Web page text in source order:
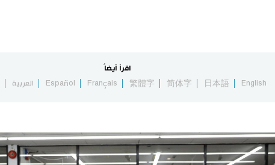
اقرأ أيضاً
English
日本語
简体字
繁體字
Français
Español العربية